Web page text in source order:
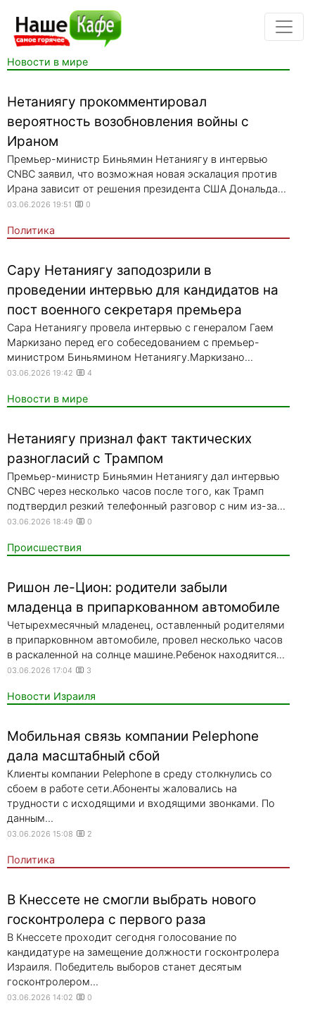
Новости в мире
Нетаниягу прокомментировал
вероятность возобновления войны с
Ираном
Премьер-министр Биньямин Нетаниягу в интервью
CNBC заявил, что возможная новая эскалация против
Ирана зависит от решения президента США Дональда...
03.06.2026 19:51 0
Политика
Сару Нетаниягу заподозрили в
проведении интервью для кандидатов на
пост военного секретаря премьера
Сара Нетаниягу провела интервью с генералом Гаем
Маркизано перед его собеседованием с премьер-
министром Биньямином Нетаниягу.Маркизано...
03.06.2026 19:42 4
Новости в мире
Нетаниягу признал факт тактических
разногласий с Трампом
Премьер-министр Биньямин Нетаниягу дал интервью
CNBC через несколько часов после того, как Трамп
подтвердил резкий телефонный разговор с ним из-за...
03.06.2026 18:49 0
Происшествия
Ришон ле-Цион: родители забыли
младенца в припаркованном автомобиле
Четырехмесячный младенец, оставленный родителями
в припарковнном автомобиле, провел несколько часов
в раскаленной на солнце машине.Ребенок находяится...
03.06.2026 17:04 3
Новости Израиля
Мобильная связь компании Pelephone
дала масштабный сбой
Клиенты компании Pelephone в среду столкнулись со
сбоем в работе сети.Абоненты жаловались на
трудности с исходящими и входящими звонками. По
данным...
03.06.2026 15:08 2
Политика
В Кнессете не смогли выбрать нового
госконтролера с первого раза
В Кнессете проходит сегодня голосование по
кандидатуре на замещение должности госконтролера
Израиля. Победитель выборов станет десятым
госконтролером...
03.06.2026 14:02 0